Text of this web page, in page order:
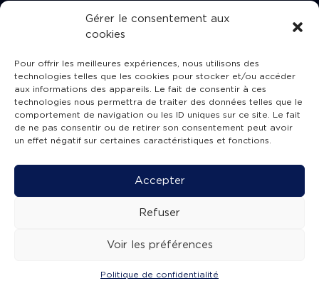
Gérer le consentement aux
cookies
Pour offrir les meilleures expériences, nous utilisons des
technologies telles que les cookies pour stocker et/ou accéder
aux informations des appareils. Le fait de consentir à ces
technologies nous permettra de traiter des données telles que le
comportement de navigation ou les ID uniques sur ce site. Le fait
de ne pas consentir ou de retirer son consentement peut avoir
un effet négatif sur certaines caractéristiques et fonctions.
Accepter
Refuser
Voir les préférences
Politique de confidentialité
ÉMISSIONS AGENDA
TÉLÉCHARGEZ GRATUITEMENT
L’APPLICATION TVBA !
SUIVEZ-NOUS !
Mentions légales -Accessibilité